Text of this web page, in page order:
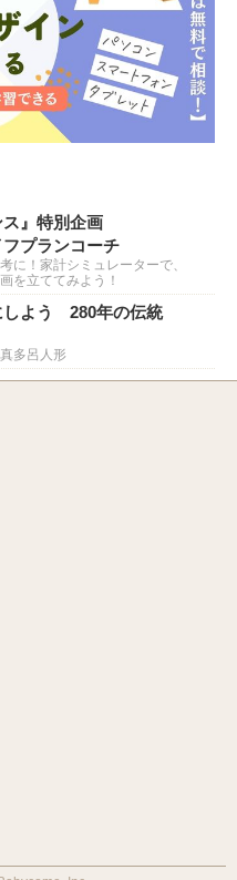
ス』特別企画
プランコーチ
に！家計シミュレーターで、
を立ててみよう！
しよう 280年の伝統
多呂人形